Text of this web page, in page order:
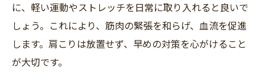
に、軽い運動やストレッチを日常に取り入れると良いで
しょう。これにより、筋肉の緊張を和らげ、血流を促進
します。肩こりは放置せず、早めの対策を心がけること
が大切です。